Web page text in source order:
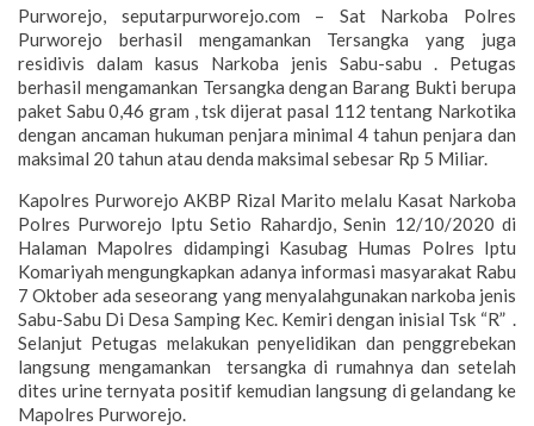
Purworejo, seputarpurworejo.com – Sat Narkoba Polres
Purworejo berhasil mengamankan Tersangka yang juga
residivis dalam kasus Narkoba jenis Sabu-sabu . Petugas
berhasil mengamankan Tersangka dengan Barang Bukti berupa
paket Sabu 0,46 gram , tsk dijerat pasal 112 tentang Narkotika
dengan ancaman hukuman penjara minimal 4 tahun penjara dan
maksimal 20 tahun atau denda maksimal sebesar Rp 5 Miliar.
Kapolres Purworejo AKBP Rizal Marito melalu Kasat Narkoba
Polres Purworejo Iptu Setio Rahardjo, Senin 12/10/2020 di
Halaman Mapolres didampingi Kasubag Humas Polres Iptu
Komariyah mengungkapkan adanya informasi masyarakat Rabu
7 Oktober ada seseorang yang menyalahgunakan narkoba jenis
Sabu-Sabu Di Desa Samping Kec. Kemiri dengan inisial Tsk “R” .
Selanjut Petugas melakukan penyelidikan dan penggrebekan
langsung mengamankan tersangka di rumahnya dan setelah
dites urine ternyata positif kemudian langsung di gelandang ke
Mapolres Purworejo.